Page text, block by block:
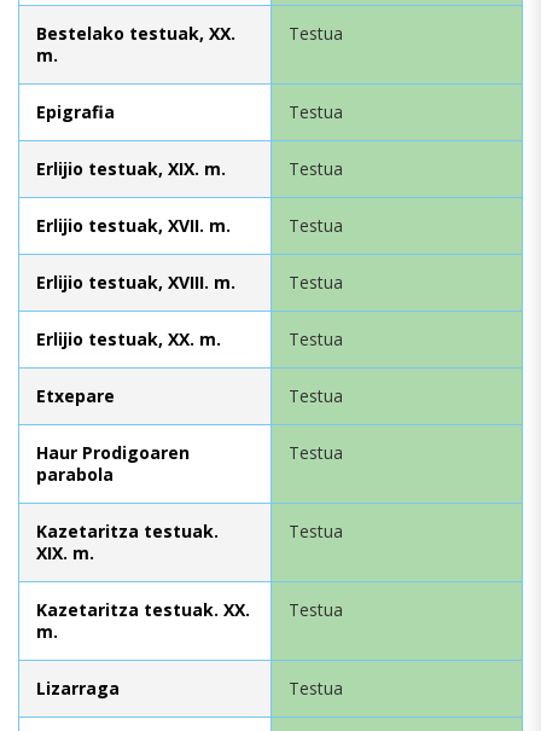
Bestelako testuak, XX.
m.
Testua
Epigrafia Testua
Erlijio testuak, XIX. m. Testua
Erlijio testuak, XVII. m. Testua
Erlijio testuak, XVIII. m. Testua
Erlijio testuak, XX. m. Testua
Etxepare Testua
Haur Prodigoaren
parabola
Testua
Kazetaritza testuak.
XIX. m.
Testua
Kazetaritza testuak. XX.
m.
Testua
Lizarraga Testua